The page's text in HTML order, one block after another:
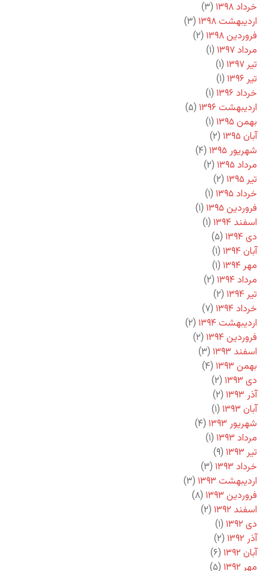
خرداد ۱۳۹۸
(۳)
اردیبهشت ۱۳۹۸
(۳)
فروردین ۱۳۹۸
(۲)
مرداد ۱۳۹۷
(۱)
تیر ۱۳۹۷
(۱)
تیر ۱۳۹۶
(۱)
خرداد ۱۳۹۶
(۱)
اردیبهشت ۱۳۹۶
(۵)
بهمن ۱۳۹۵
(۱)
آبان ۱۳۹۵
(۲)
شهریور ۱۳۹۵
(۴)
مرداد ۱۳۹۵
(۲)
تیر ۱۳۹۵
(۲)
خرداد ۱۳۹۵
(۱)
فروردین ۱۳۹۵
(۱)
اسفند ۱۳۹۴
(۱)
دی ۱۳۹۴
(۵)
آبان ۱۳۹۴
(۱)
مهر ۱۳۹۴
(۱)
مرداد ۱۳۹۴
(۲)
تیر ۱۳۹۴
(۲)
خرداد ۱۳۹۴
(۷)
اردیبهشت ۱۳۹۴
(۲)
فروردین ۱۳۹۴
(۲)
اسفند ۱۳۹۳
(۳)
بهمن ۱۳۹۳
(۴)
دی ۱۳۹۳
(۲)
آذر ۱۳۹۳
(۲)
آبان ۱۳۹۳
(۱)
شهریور ۱۳۹۳
(۴)
مرداد ۱۳۹۳
(۱)
تیر ۱۳۹۳
(۹)
خرداد ۱۳۹۳
(۳)
اردیبهشت ۱۳۹۳
(۳)
فروردین ۱۳۹۳
(۸)
اسفند ۱۳۹۲
(۲)
دی ۱۳۹۲
(۱)
آذر ۱۳۹۲
(۲)
آبان ۱۳۹۲
(۶)
مهر ۱۳۹۲
(۵)